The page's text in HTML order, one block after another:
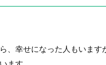
、幸せになった人もいます